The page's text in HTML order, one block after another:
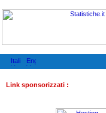
Link sponsorizzati :